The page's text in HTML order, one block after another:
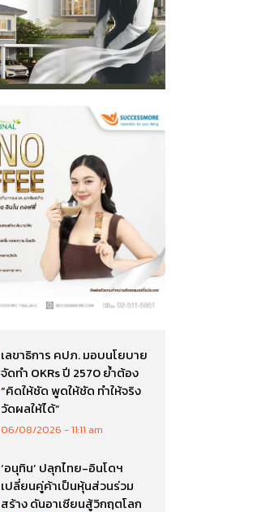
เลขาธิการ คปภ. มอบนโยบาย
จัดทำ OKRs ปี 2570 ย้ำต้อง
“คิดให้ชัด พูดให้ชัด ทำให้จริง
วัดผลให้ได้”
06/08/2026 11:11 am
‘อนุทิน’ ปลุกไทย-อินโดฯ
เปลี่ยนคู่ค้าเป็นหุ้นส่วนร่วม
สร้าง ดันอาเซียนสู้วิกฤตโลก